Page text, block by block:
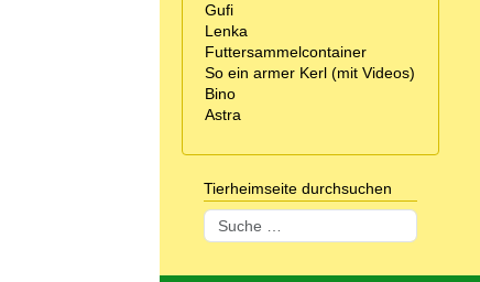
Gufi
Lenka
Futtersammelcontainer
So ein armer Kerl (mit Videos)
Bino
Astra
Tierheimseite durchsuchen
Suchen